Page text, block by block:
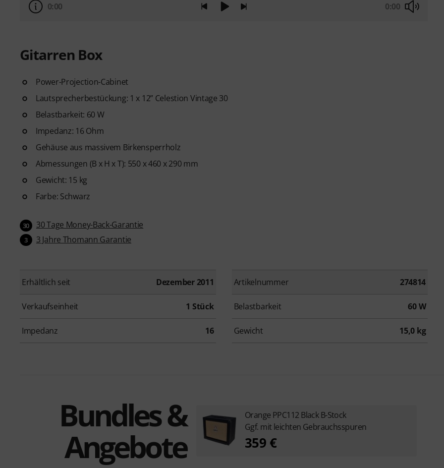
0:00 0:00
Gitarren Box
Power-Projection-Cabinet
Lautsprecherbestückung: 1 x 12” Celestion Vintage 30
Belastbarkeit: 60 W
Impedanz: 16 Ohm
Gehäuse aus massivem Birkensperrholz
Abmessungen (B x H x T): 550 x 460 x 290 mm
Gewicht: 15 kg
Farbe: Schwarz
30 30 Tage Money-Back-Garantie
3 3 Jahre Thomann Garantie
Erhältlich seit Dezember 2011 Artikelnummer 274814
Verkaufseinheit 1 Stück Belastbarkeit 60 W
Impedanz 16 Gewicht 15,0 kg
Bundles &
Angebote
Orange PPC112 Black B-Stock
Ggf. mit leichten Gebrauchsspuren
359 €